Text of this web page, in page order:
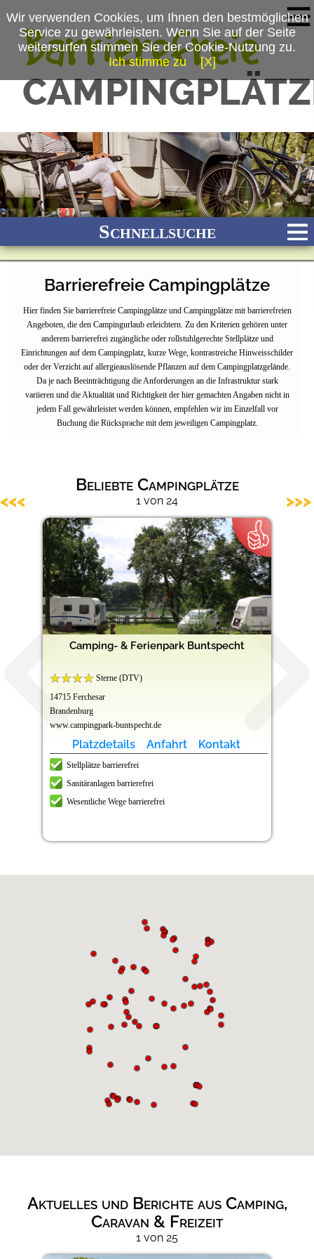
Schnellsuche
See
Wald/Wiesen
Stadtnah
Ganzjährig geöffnet
Barrierefreie Campingplätze
Barrierefreie Campingplätze
Hier finden Sie barrierefreie Campingplätze und Campingplätze mit barrierefreien
Angeboten, die den Campingurlaub erleichtern. Zu den Kriterien gehören unter
anderem barrierefrei zugängliche oder rollstuhlgerechte Stellplätze und
Einrichtungen auf dem Campingplatz, kurze Wege, kontrastreiche Hinweisschilder
oder der Verzicht auf allergieauslösende Pflanzen auf dem Campingplatzgelände.
Da je nach Beeinträchtigung die Anforderungen an die Infrastruktur stark
variieren und die Aktualität und Richtigkeit der hier gemachten Angaben nicht in
jedem Fall gewährleistet werden können, empfehlen wir im Einzelfall vor
Buchung die Rücksprache mit dem jeweiligen Campingplatz.
Beliebte Campingplätze
Camping- & Ferienpark Buntspecht
Sterne (DTV)
14715 Ferchesar
Brandenburg
www.campingpark-buntspecht.de
Platzdetails Anfahrt Kontakt
Stellplätze barrierefrei
Sanitäranlagen barrierefrei
Wesentliche Wege barrierefrei
1 von 24
<<< >>>
Aktuelles und Berichte aus Camping,
Caravan & Freizeit
1 von 25
Wir verwenden Cookies, um Ihnen den bestmöglichen
Service zu gewährleisten. Wenn Sie auf der Seite
weitersurfen stimmen Sie der Cookie-Nutzung zu.
Ich stimme zu
[X]